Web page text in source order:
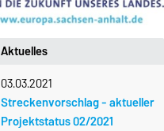
Aktuelles
03.03.2021
Streckenvorschlag - aktueller
Projektstatus 02/2021